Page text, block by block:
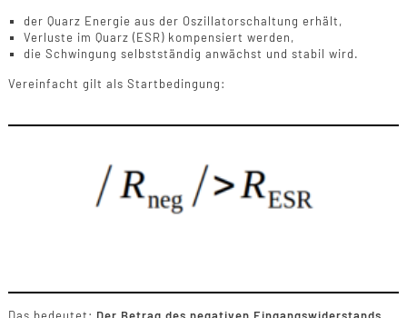
der Quarz Energie aus der Oszillatorschaltung erhält,
Verluste im Quarz (ESR) kompensiert werden,
die Schwingung selbstständig anwächst und stabil wird.
Vereinfacht gilt als Startbedingung: